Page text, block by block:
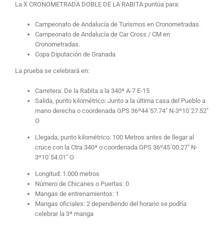
La X CRONOMETRADA DOBLE DE LA RABITA puntúa para:
Campeonato de Andalucía de Turismos en Cronometradas.
Campeonato de Andalucía de Car Cross / CM en
Cronometradas.
Copa Diputación de Granada
La prueba se celebrará en:
Carretera: De la Rabita a la 340ª A-7 E-15
Salida, punto kilométrico: Junto a la última casa del Pueblo a
mano derecha o coordenada GPS 36º44´57.74″ N-3º10´27.52″
O
Llegada, punto kilométrico: 100 Metros antes de llegar al
cruce con la Ctra.340ª o coordenada GPS 36º45´00.27″ N-
3º10´54.01″ O
Longitud: 1.000 metros
Número de Chicanes o Puertas: 0
Mangas de entrenamientos: 1
Mangas oficiales: 2 dependiendo del horario se podría
celebrar la 3ª manga